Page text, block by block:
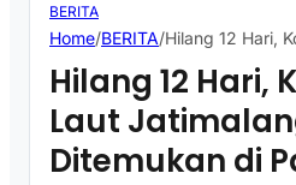
BERITA
Home/BERITA/Hilang 12 Hari,
Hilang 12 Hari,
Laut
Ditemukan di